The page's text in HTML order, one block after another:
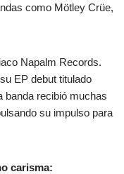
como Mötley Crüe,
Napalm Records.
EP debut titulado
banda recibió muchas
su impulso para
carisma: